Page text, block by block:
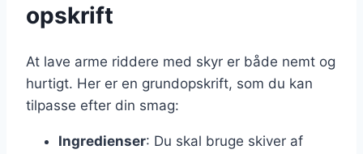
opskrift
At lave arme riddere med skyr er både nemt og
hurtigt. Her er en grundopskrift, som du kan
tilpasse efter din smag:
Ingredienser: Du skal bruge skiver af